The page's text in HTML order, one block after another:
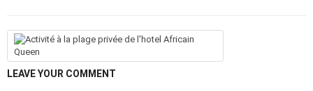
LEAVE YOUR COMMENT